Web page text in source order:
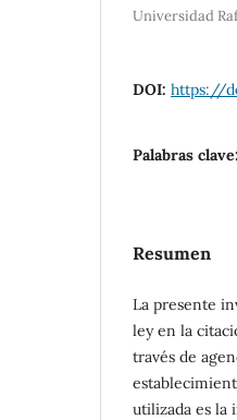
Universidad
DOI: https://
Palabras clave:
Resumen
La presente
ley en la
través de
utilizada es la